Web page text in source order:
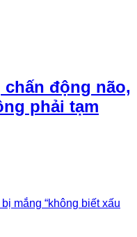
động não,
phải tạm
mắng “không biết xấu